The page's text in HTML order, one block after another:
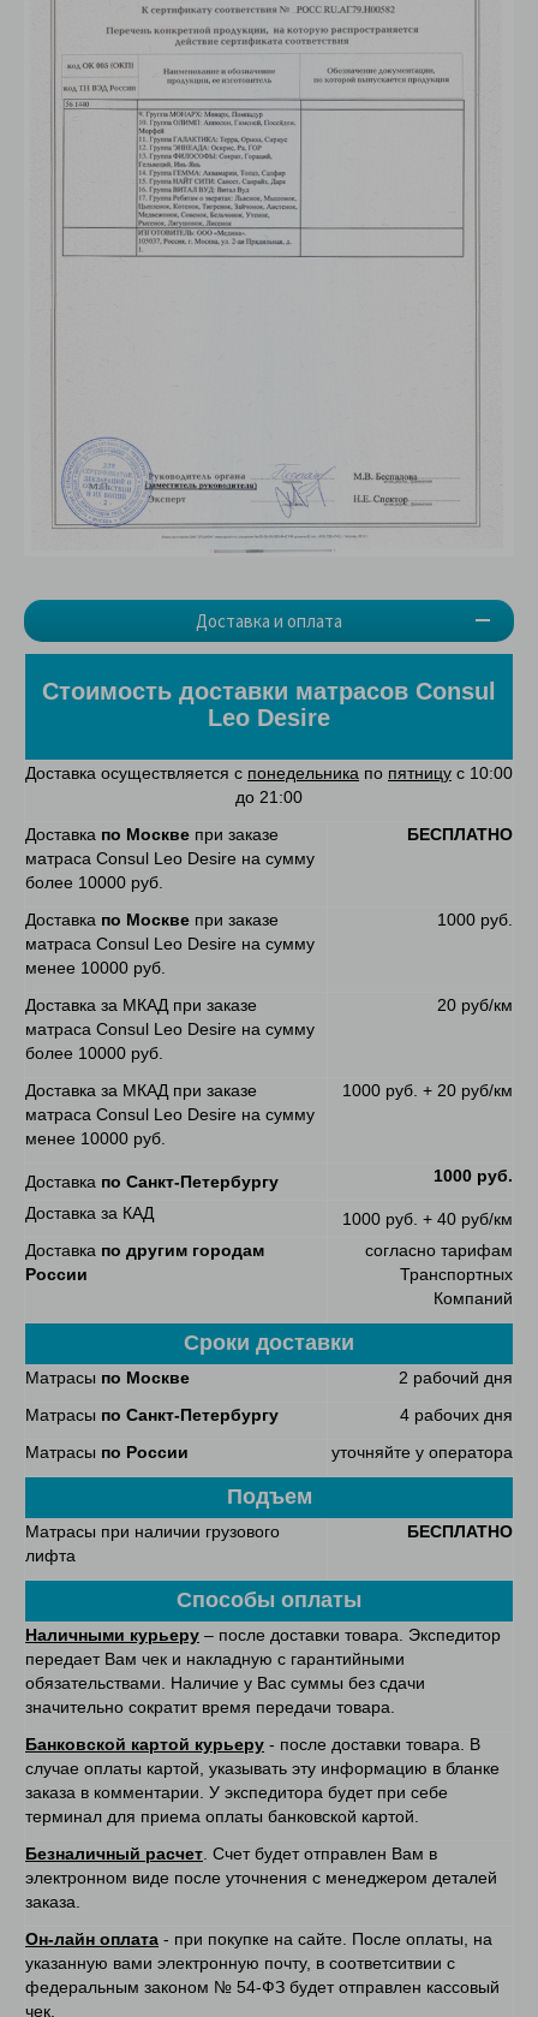
Доставка и оплата
Стоимость доставки матрасов Consul
Leo Desire
Доставка осуществляется с понедельника по пятницу с 10:00
до 21:00
Доставка по Москве при заказе
матраса Consul Leo Desire на сумму
более 10000 руб.
БЕСПЛАТНО
Доставка по Москве при заказе
матраса Consul Leo Desire на сумму
менее 10000 руб.
1000 руб.
Доставка за МКАД при заказе
матраса Consul Leo Desire на сумму
более 10000 руб.
20 руб/км
Доставка за МКАД при заказе
матраса Consul Leo Desire на сумму
менее 10000 руб.
1000 руб. + 20 руб/км
Доставка по Санкт-Петербургу
1000 руб.
Доставка за КАД
1000 руб. + 40 руб/км
Доставка по другим городам
России
согласно тарифам
Транспортных
Компаний
Сроки доставки
Матрасы по Москве
2 рабочий дня
Матрасы по Санкт-Петербургу
4 рабочих дня
Матрасы по России уточняйте у оператора
Подъем
Матрасы при наличии грузового
лифта
БЕСПЛАТНО
Способы оплаты
Наличными курьеру – после доставки товара. Экспедитор
передает Вам чек и накладную с гарантийными
обязательствами. Наличие у Вас суммы без сдачи
значительно сократит время передачи товара.
Банковской картой курьеру - после доставки товара. В
случае оплаты картой, указывать эту информацию в бланке
заказа в комментарии. У экспедитора будет при себе
терминал для приема оплаты банковской картой.
Безналичный расчет . Счет будет отправлен Вам в
электронном виде после уточнения с менеджером деталей
заказа.
Он-лайн оплата - при покупке на сайте. После оплаты, на
указанную вами электронную почту, в соответситвии с
федеральным законом № 54-ФЗ будет отправлен кассовый
чек.